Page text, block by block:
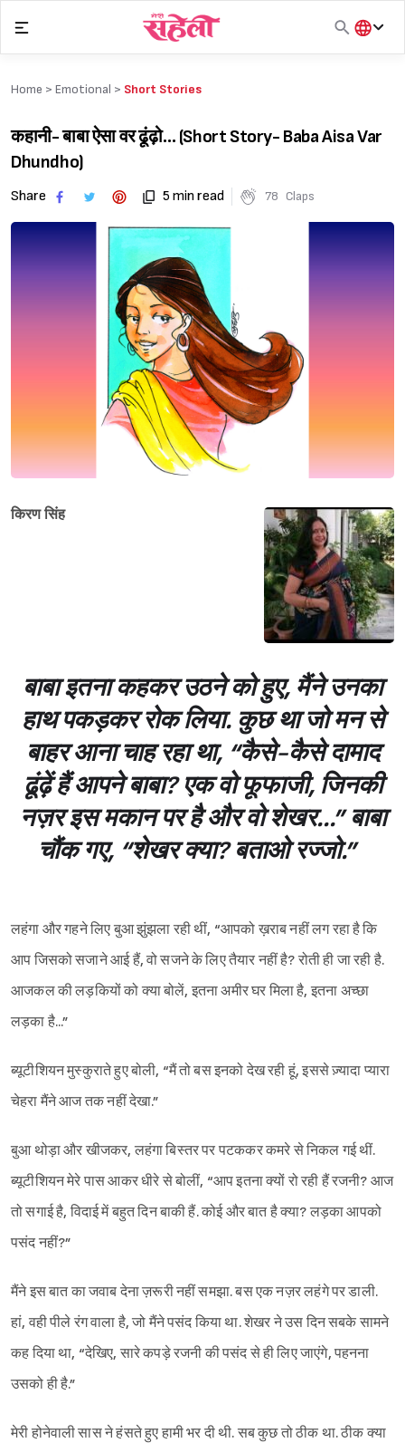
content
हिंदी
Home > Emotional > Short Stories
कहानी- बाबा ऐसा वर ढूंढ़ो… (Short Story- Baba Aisa Var
Dhundho)
Share 5 min read 78 Claps
किरण सिंह
बाबा इतना कहकर उठने को हुए, मैंने उनका
हाथ पकड़कर रोक लिया. कुछ था जो मन से
बाहर आना चाह रहा था, “कैसे-कैसे दामाद
ढूंढ़ें हैं आपने बाबा? एक वो फूफाजी, जिनकी
नज़र इस मकान पर है और वो शेखर...” बाबा
चौंक गए, “शेखर क्या? बताओ रज्जो.”
लहंगा और गहने लिए बुआ झुंझला रही थीं, “आपको ख़राब नहीं लग रहा है कि
आप जिसको सजाने आई हैं, वो सजने के लिए तैयार नहीं है? रोती ही जा रही है.
आजकल की लड़कियों को क्या बोलें, इतना अमीर घर मिला है, इतना अच्छा
लड़का है...”
ब्यूटीशियन मुस्कुराते हुए बोली, “मैं तो बस इनको देख रही हूं, इससे ज़्यादा प्यारा
चेहरा मैंने आज तक नहीं देखा.”
बुआ थोड़ा और खीजकर, लहंगा बिस्तर पर पटककर कमरे से निकल गई थीं.
ब्यूटीशियन मेरे पास आकर धीरे से बोलीं, “आप इतना क्यों रो रही हैं रजनी? आज
तो सगाई है, विदाई में बहुत दिन बाकी हैं. कोई और बात है क्या? लड़का आपको
पसंद नहीं?”
मैंने इस बात का जवाब देना ज़रूरी नहीं समझा. बस एक नज़र लहंगे पर डाली.
हां, वही पीले रंग वाला है, जो मैंने पसंद किया था. शेखर ने उस दिन सबके सामने
कह दिया था, “देखिए, सारे कपड़े रजनी की पसंद से ही लिए जाएंगे, पहनना
उसको ही है.”
मेरी होनेवाली सास ने हंसते हुए हामी भर दी थी. सब कुछ तो ठीक था. ठीक क्या